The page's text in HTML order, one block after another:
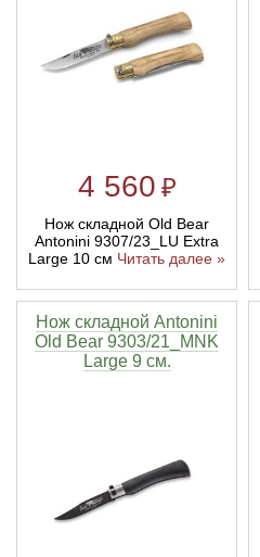
4 560 ₽
Нож складной Old Bear
Antonini 9307/23_LU Extra
Large 10 см Читать далее »
Нож складной Antonini
Old Bear 9303/21_MNK
Large 9 см.